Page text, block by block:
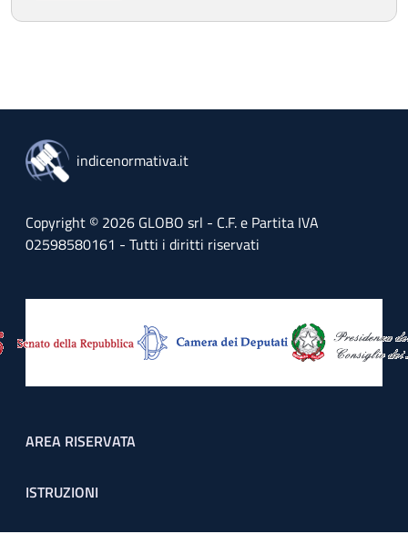
indicenormativa.it
Copyright © 2026 GLOBO srl - C.F. e Partita IVA
02598580161 - Tutti i diritti riservati
Footer menu
AREA RISERVATA
ISTRUZIONI